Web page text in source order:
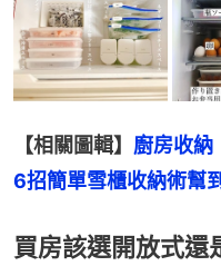
【相關圖輯】 廚房收納
6招簡單雪櫃收納術幫
買房該選開放式還